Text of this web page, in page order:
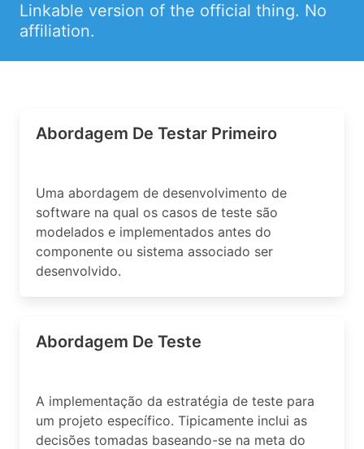
Linkable version of the official thing. No
affiliation.
Abordagem De Testar Primeiro
Uma abordagem de desenvolvimento de
software na qual os casos de teste são
modelados e implementados antes do
componente ou sistema associado ser
desenvolvido.
Abordagem De Teste
A implementação da estratégia de teste para
um projeto específico. Tipicamente inclui as
decisões tomadas baseando-se na meta do